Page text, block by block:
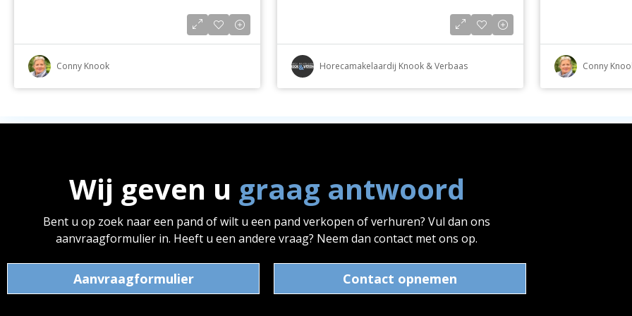
Conny Knook Horecamakelaardij Knook & Verbaas Conny
Wij geven u graag antwoord
Bent u op zoek naar een pand of wilt u een pand verkopen of verhuren? Vul dan ons
aanvraagformulier in. Heeft u een andere vraag? Neem dan contact met ons op.
Aanvraagformulier Contact opnemen